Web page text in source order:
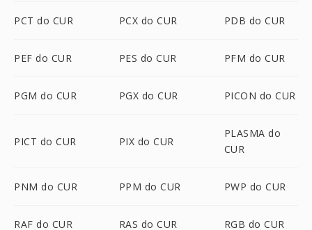
PCT do CUR PCX do CUR PDB do CUR
PEF do CUR PES do CUR PFM do CUR
PGM do CUR PGX do CUR PICON do CUR
PICT do CUR PIX do CUR
PLASMA do
CUR
PNM do CUR PPM do CUR PWP do CUR
RAF do CUR RAS do CUR RGB do CUR